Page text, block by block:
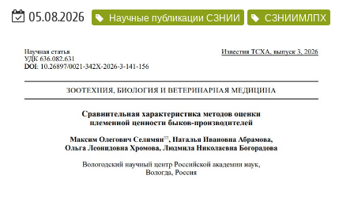
05.08.2026 Научные публикации СЗНИИ СЗНИИМЛПХ